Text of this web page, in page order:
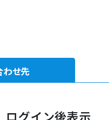
わせ先
ログイン後表示